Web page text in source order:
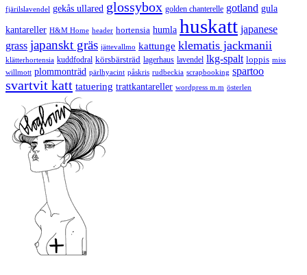
fjärilslavendel gekås ullared glossybox golden chanterelle gotland gula
kantareller H&M Home header hortensia humla huskatt japanese
grass japanskt gräs jättevallmo kattunge klematis jackmanii
klätterhortensia kuddfodral körsbärsträd lagerhaus lavendel lkg-spalt loppis miss
willmott plommonträd pärlhyacint påskris rudbeckia scrapbooking spartoo
svartvit katt tatuering trattkantareller wordpress m.m österlen